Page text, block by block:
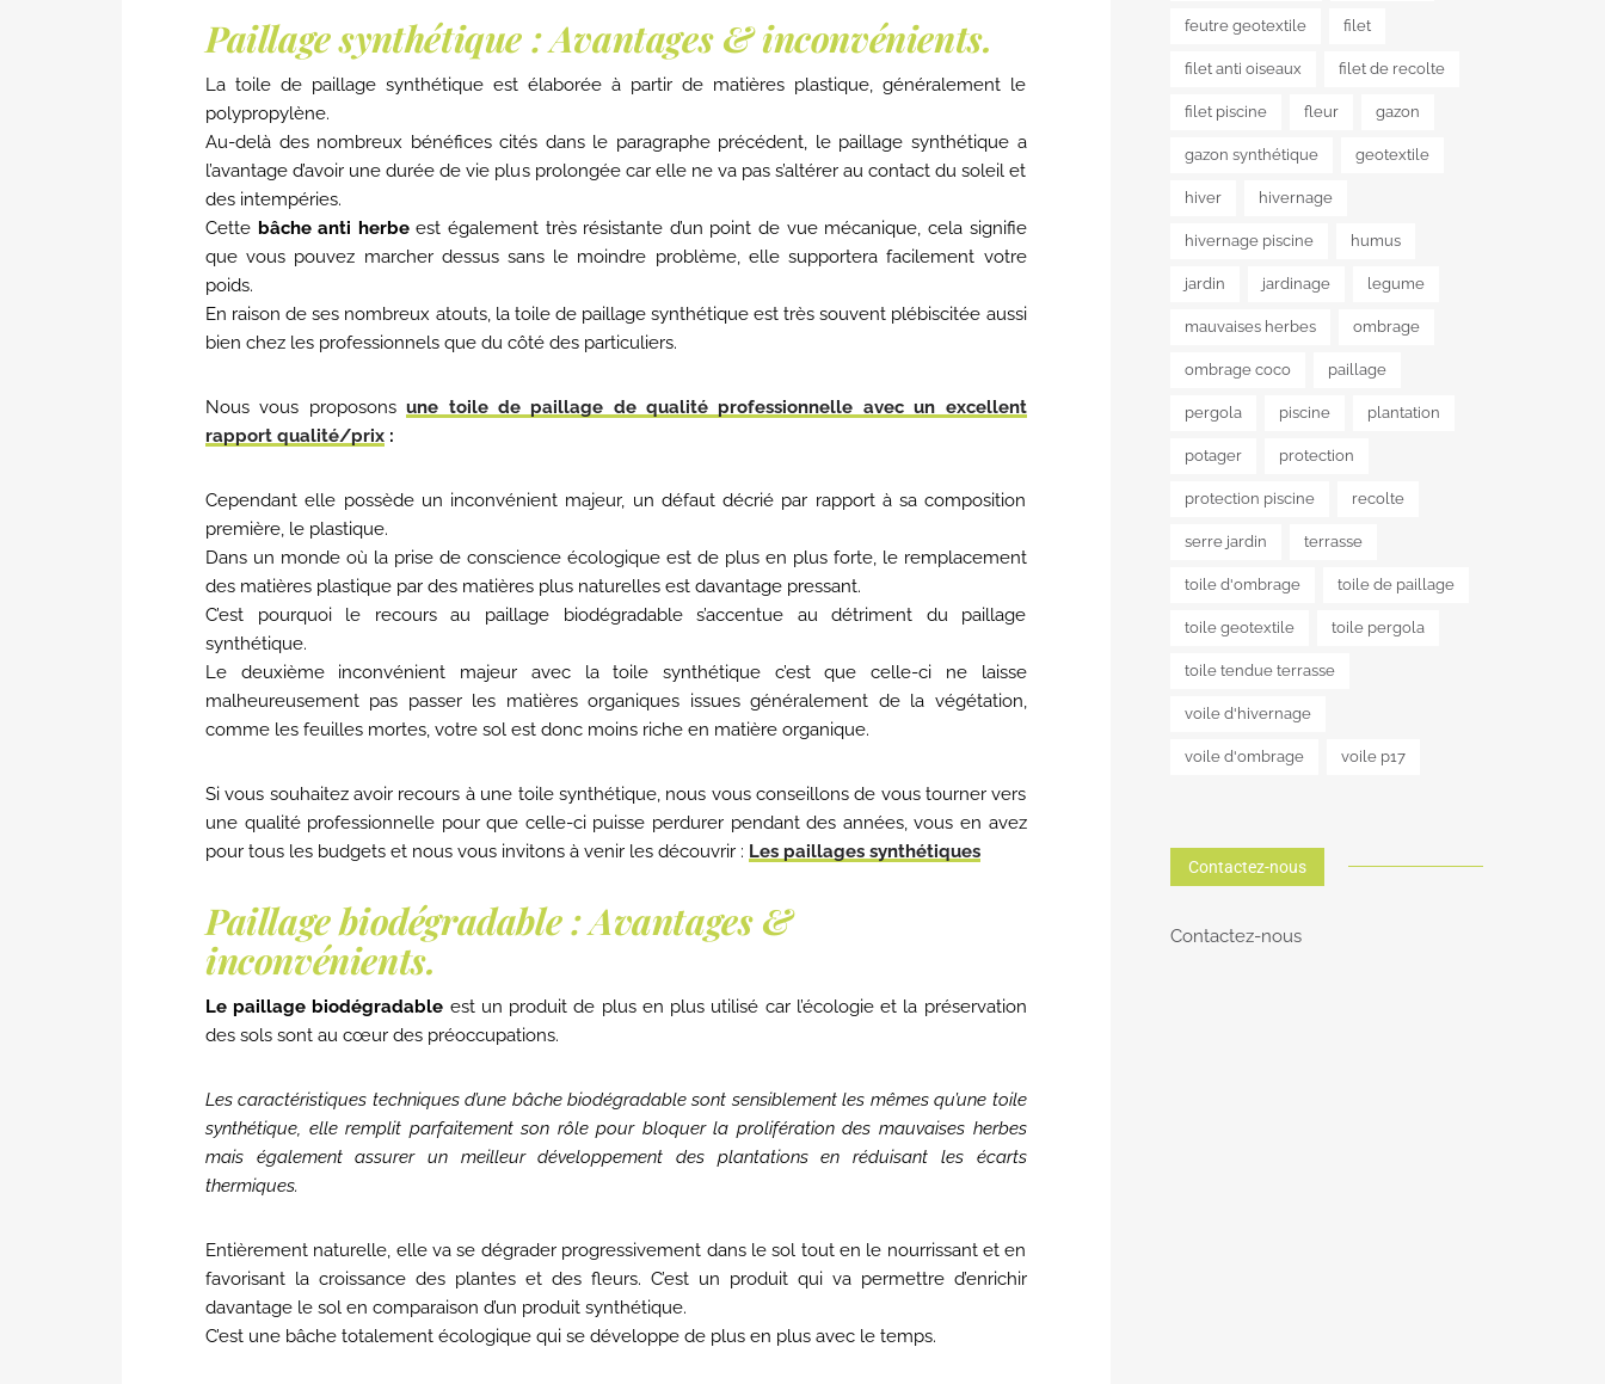
Paillage synthétique : Avantages & inconvénients.
La toile de paillage synthétique est élaborée à partir de matières plastique, généralement le
polypropylène.
Au-delà des nombreux bénéfices cités dans le paragraphe précédent, le paillage synthétique a
l’avantage d’avoir une durée de vie plus prolongée car elle ne va pas s’altérer au contact du soleil et
des intempéries.
Cette bâche anti herbeest également très résistante d’un point de vue mécanique, cela signifie
que vous pouvez marcher dessus sans le moindre problème, elle supportera facilement votre
poids.
En raison de ses nombreux atouts, la toile de paillage synthétique est très souvent plébiscitée aussi
bien chez les professionnels que du côté des particuliers.
Nous vous proposonsune toile de paillage de qualité professionnelle avec un excellent
rapport qualité/prix :
Cependant elle possède un inconvénient majeur, un défaut décrié par rapport à sa composition
première, le plastique.
Dans un monde où la prise de conscience écologique est de plus en plus forte, le remplacement
des matières plastique par des matières plus naturelles est davantage pressant.
C’est pourquoi le recours au paillage biodégradable s’accentue au détriment du paillage
synthétique.
Le deuxième inconvénient majeur avec la toile synthétique c’est que celle-ci ne laisse
malheureusement pas passer les matières organiques issues généralement de la végétation,
comme les feuilles mortes, votre sol est donc moins riche en matière organique.
Si vous souhaitez avoir recours à une toile synthétique, nous vous conseillons de vous tourner vers
une qualité professionnelle pour que celle-ci puisse perdurer pendant des années, vous en avez
pour tous les budgets et nous vous invitons à venir les découvrir : Les paillages synthétiques
Paillage biodégradable : Avantages &
inconvénients.
Le paillage biodégradable est un produit de plus en plus utilisé car l’écologie et la préservation
des sols sont au cœur des préoccupations.
Les caractéristiques techniques d’une bâche biodégradable sont sensiblement les mêmes qu’une toile
synthétique, elle remplit parfaitement son rôle pour bloquer la prolifération des mauvaises herbes
mais également assurer un meilleur développement des plantations en réduisant les écarts
thermiques.
Entièrement naturelle, elle va se dégrader progressivement dans le sol tout en le nourrissant et en
favorisant la croissance des plantes et des fleurs. C’est un produit qui va permettre d’enrichir
davantage le sol en comparaison d’un produit synthétique.
C’est une bâche totalement écologique qui se développe de plus en plus avec le temps.
feutre geotextile filet
filet anti oiseaux filet de recolte
filet piscine fleur gazon
gazon synthétique geotextile
hiver hivernage
hivernage piscine humus
jardin jardinage legume
mauvaises herbes ombrage
ombrage coco paillage
pergola piscine plantation
potager protection
protection piscine recolte
serre jardin terrasse
toile d'ombrage toile de paillage
toile geotextile toile pergola
toile tendue terrasse
voile d'hivernage
voile d'ombrage voile p17
Contactez-nous
Contactez-nous